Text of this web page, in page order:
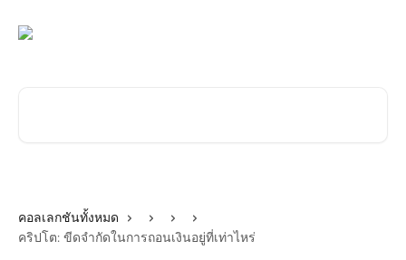
คอลเลกชันทั้งหมด
คริปโต: ขีดจำกัดในการถอนเงินอยู่ที่เท่าไหร่